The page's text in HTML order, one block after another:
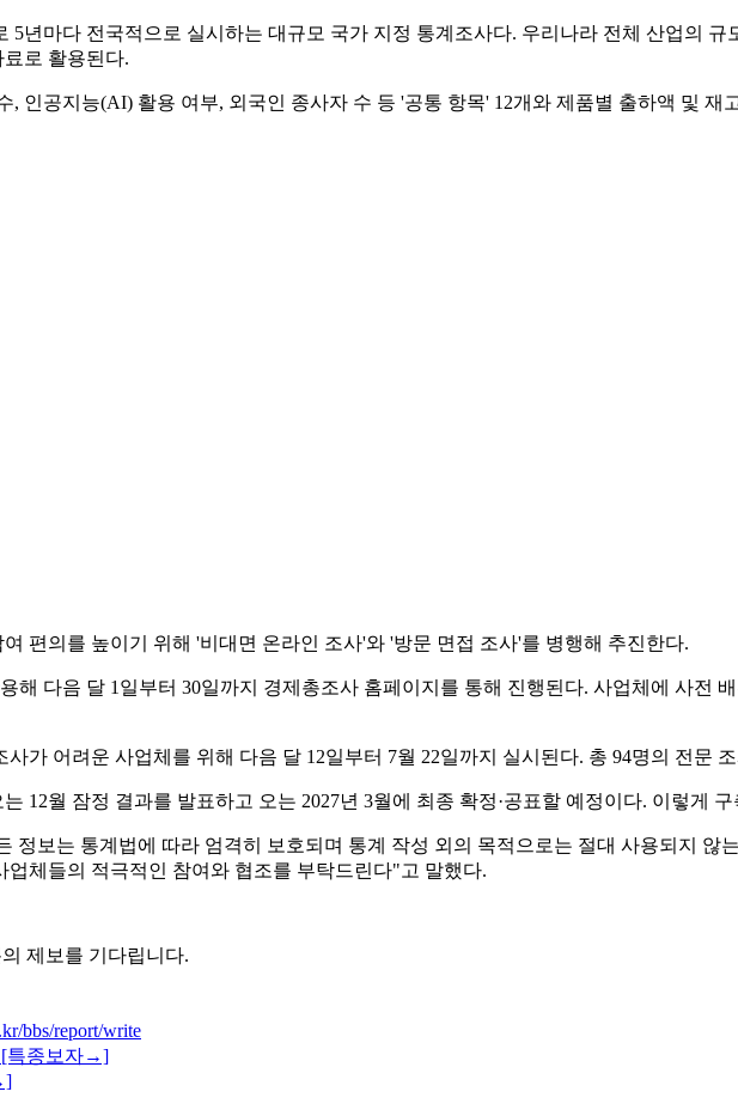
5년마다 전국적으로 실시하는 대규모 국가 지정 통계조사다. 우리나라 전체 산업의
로 활용된다.
, 인공지능(AI) 활용 여부, 외국인 종사자 수 등 '공통 항목' 12개와 제품별 출하액 및 재
편의를 높이기 위해 '비대면 온라인 조사'와 '방문 면접 조사'를 병행해 추진한다.
해 다음 달 1일부터 30일까지 경제총조사 홈페이지를 통해 진행된다. 사업체에 사전
가 어려운 사업체를 위해 다음 달 12일부터 7월 22일까지 실시된다. 총 94명의 전문
12월 잠정 결과를 발표하고 오는 2027년 3월에 최종 확정·공표할 예정이다. 이렇게
정보는 통계법에 따라 엄격히 보호되며 통계 작성 외의 목적으로는 절대 사용되지
업체들의 적극적인 참여와 협조를 부탁드린다"고 말했다.
제보를 기다립니다.
bbs/report/write
[특종보자→]